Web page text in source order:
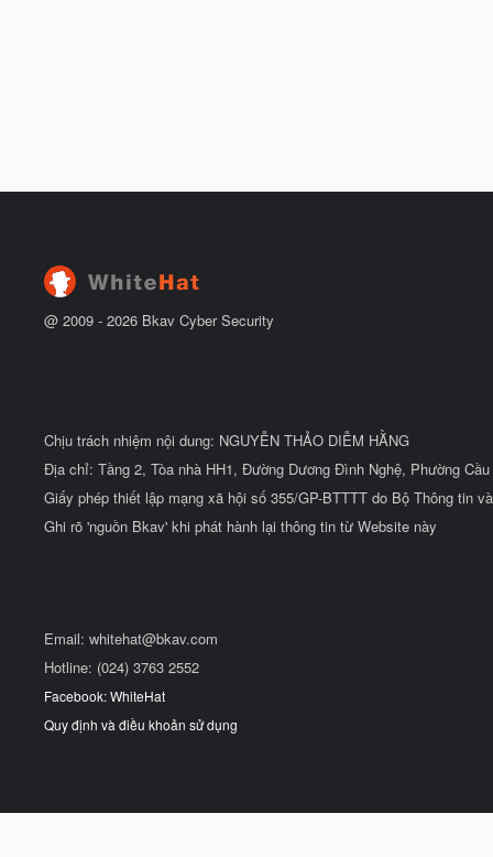
@ 2009 - 2026 Bkav Cyber Security
Chịu trách nhiệm nội dung: NGUYỄN THẢO DIỄM HẰNG
Địa chỉ: Tầng 2, Tòa nhà HH1, Đường Dương Đình Nghệ, Phường
Giấy phép thiết lập mạng xã hội số 355/GP-BTTTT do Bộ Thông tin
Ghi rõ 'nguồn Bkav' khi phát hành lại thông tin từ Website này
Email: whitehat@bkav.com
Hotline: (024) 3763 2552
Facebook: WhiteHat
Quy định và điều khoản sử dụng